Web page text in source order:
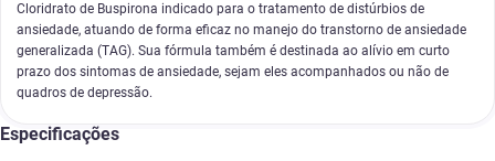
Cloridrato de Buspirona indicado para o tratamento de distúrbios de
ansiedade, atuando de forma eficaz no manejo do transtorno de ansiedade
generalizada (TAG). Sua fórmula também é destinada ao alívio em curto
prazo dos sintomas de ansiedade, sejam eles acompanhados ou não de
quadros de depressão.
Especificações